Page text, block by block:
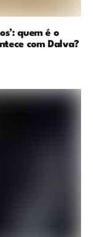
quem é o
com Dalva?